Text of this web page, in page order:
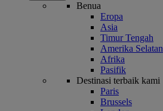
Benua
Eropa
Asia
Timur Tengah
Amerika Selatan
Afrika
Pasifik
Destinasi terbaik kami
Paris
Brussels